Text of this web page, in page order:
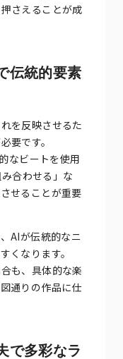
さえることが成
伝統的要素
を反映させるた
要です。
なビートを使用
合わせる」な
せることが重要
AIが伝統的なニ
くなります。
も、具体的な楽
通りの作品に仕
で多彩なラ